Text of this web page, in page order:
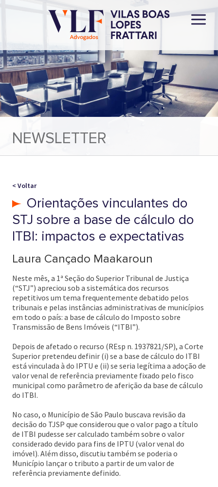
NEWSLETTER
< Voltar
Orientações vinculantes do
STJ sobre a base de cálculo do
ITBI: impactos e expectativas
Laura Cançado Maakaroun
Neste mês, a 1ª Seção do Superior Tribunal de Justiça
(“STJ”) apreciou sob a sistemática dos recursos
repetitivos um tema frequentemente debatido pelos
tribunais e pelas instâncias administrativas de municípios
em todo o país: a base de cálculo do Imposto sobre
Transmissão de Bens Imóveis (“ITBI”).
Depois de afetado o recurso (REsp n. 1937821/SP), a Corte
Superior pretendeu definir (i) se a base de cálculo do ITBI
está vinculada à do IPTU e (ii) se seria legítima a adoção de
valor venal de referência previamente fixado pelo fisco
municipal como parâmetro de aferição da base de cálculo
do ITBI.
No caso, o Município de São Paulo buscava revisão da
decisão do TJSP que considerou que o valor pago a título
de ITBI pudesse ser calculado também sobre o valor
considerado devido para fins de IPTU (valor venal do
imóvel). Além disso, discutiu também se poderia o
Município lançar o tributo a partir de um valor de
referência previamente definido.